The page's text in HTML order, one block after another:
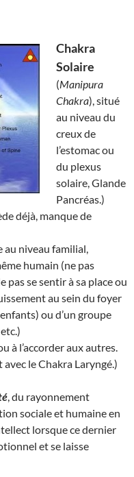
Chakra
Solaire
(Manipura
Chakra), situé
au niveau du
creux de
l’estomac ou
du plexus
solaire, Glande
Pancréas.)
déjà, manque de
au niveau familial,
humain (ne pas
pas se sentir à sa place ou
au sein du foyer
ou d’un groupe
à l’accorder aux autres.
le Chakra Laryngé.)
, du rayonnement
sociale et humaine en
lorsque ce dernier
et se laisse